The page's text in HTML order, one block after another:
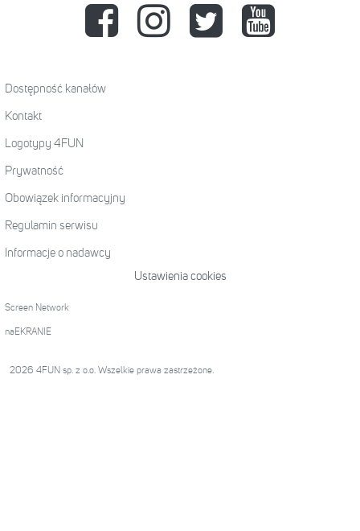
Dostępność kanałów
Kontakt
Logotypy 4FUN
Prywatność
Obowiązek informacyjny
Regulamin serwisu
Informacje o nadawcy
Ustawienia cookies
Screen Network
naEKRANIE
2026 4FUN sp. z o.o. Wszelkie prawa zastrzeżone.